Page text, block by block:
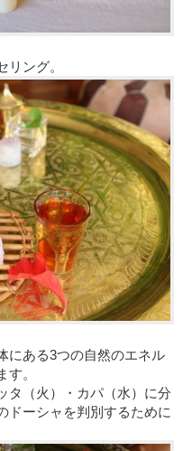
ング。
にある3つの自然のエネル
。
タ（火）・カパ（水）に分
ドーシャを判別するために